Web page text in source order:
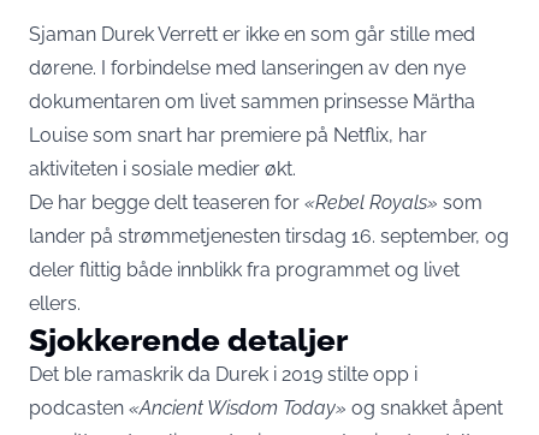
Sjaman Durek Verrett er ikke en som går stille med
dørene. I forbindelse med lanseringen av den nye
dokumentaren om livet sammen prinsesse Märtha
Louise som snart har premiere på Netflix, har
aktiviteten i sosiale medier økt.
De har begge delt teaseren for «Rebel Royals» som
lander på strømmetjenesten tirsdag 16. september, og
deler flittig både innblikk fra programmet og livet
ellers.
Sjokkerende detaljer
Det ble ramaskrik da Durek i 2019 stilte opp i
podcasten «Ancient Wisdom Today» og snakket åpent